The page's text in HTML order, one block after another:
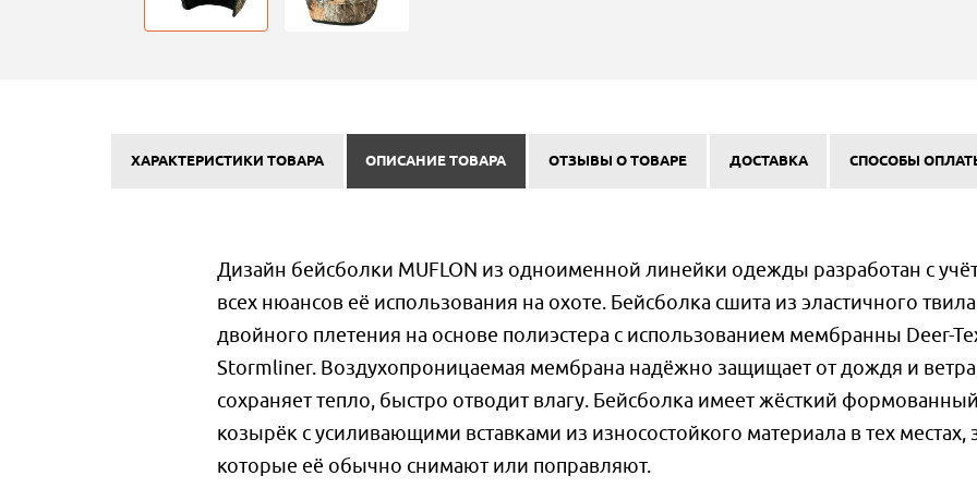
ХАРАКТЕРИСТИКИ ТОВАРА ОПИСАНИЕ ТОВАРА ОТЗЫВЫ О ТОВАРЕ ДОСТАВКА СПОСОБЫ
Дизайн бейсболки MUFLON из одноименной линейки одежды разработан с
всех нюансов её использования на охоте. Бейсболка сшита из эластичного твила
двойного плетения на основе полиэстера с использованием мембранны Deer-
Stormliner. Воздухопроницаемая мембрана надёжно защищает от дождя и
сохраняет тепло, быстро отводит влагу. Бейсболка имеет жёсткий формованный
козырёк с усиливающими вставками из износостойкого материала в тех местах,
которые её обычно снимают или поправляют.